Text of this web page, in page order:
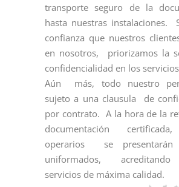
transporte seguro de la
hasta nuestras instalaciones.
confianza que nuestros
en nosotros, priorizamos la
confidencialidad en los
Aún más, todo nuestro
sujeto a una clausula de
por contrato. A la hora de la
documentación
operarios se
uniformados,
servicios de máxima calidad.